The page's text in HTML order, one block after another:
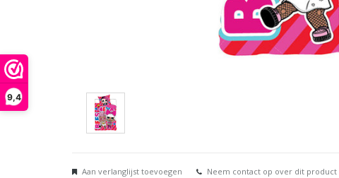
9,4
Aan verlanglijst toevoegen Neem contact op over dit product